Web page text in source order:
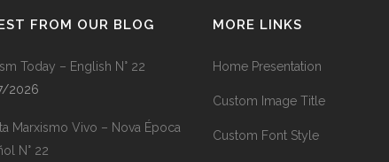
FROM OUR BLOG
Today – English N° 22
2026
Marxismo Vivo – Nova Época
N° 22
MORE LINKS
Home Presentation
Custom Image Title
Custom Font Style